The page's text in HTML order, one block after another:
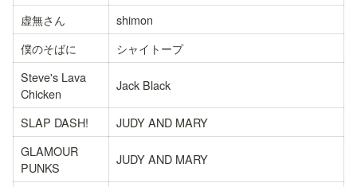
虚無さん
shimon
僕のそばに
シャイトープ
Steve's Lava
Chicken
Jack Black
SLAP DASH!
JUDY AND MARY
GLAMOUR
PUNKS
JUDY AND MARY